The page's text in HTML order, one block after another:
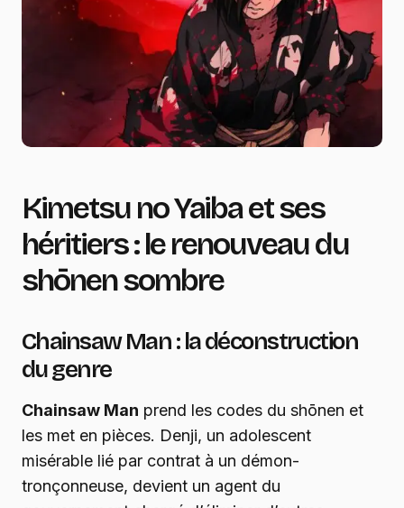
Kimetsu no Yaiba et ses
héritiers : le renouveau du
shōnen sombre
Chainsaw Man : la déconstruction
du genre
Chainsaw Man prend les codes du shōnen et
les met en pièces. Denji, un adolescent
misérable lié par contrat à un démon-
tronçonneuse, devient un agent du